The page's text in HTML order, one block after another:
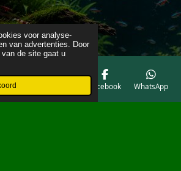
voor analyse-
van advertenties. Door
de site gaat u
Facebook WhatsApp